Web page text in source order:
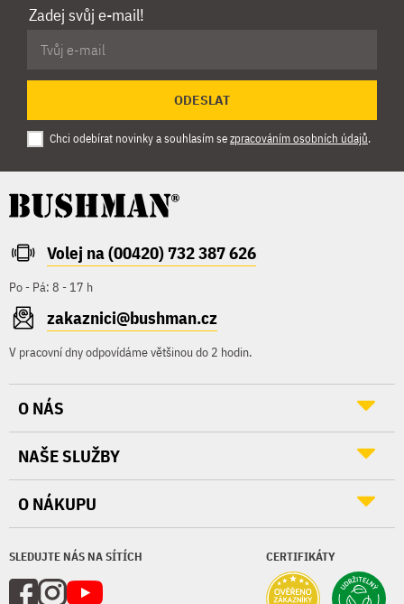
Zadej svůj e-mail!
ODESLAT
Chci odebírat novinky a souhlasím sezpracováním osobních údajů.
Volej na (00420) 732 387 626
Po - Pá: 8 - 17 h
zakaznici@bushman.cz
V pracovní dny odpovídáme většinou do 2 hodin.
SLEDUJTE NÁS NA SÍTÍCH CERTIFIKÁTY
O NÁS
NAŠE SLUŽBY
O NÁKUPU